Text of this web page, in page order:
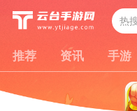
推荐 资讯 手游